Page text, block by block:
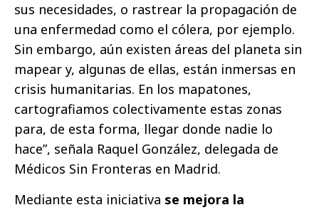
sus necesidades, o rastrear la propagación de
una enfermedad como el cólera, por ejemplo.
Sin embargo, aún existen áreas del planeta sin
mapear y, algunas de ellas, están inmersas en
crisis humanitarias. En los mapatones,
cartografiamos colectivamente estas zonas
para, de esta forma, llegar donde nadie lo
hace”, señala Raquel González, delegada de
Médicos Sin Fronteras en Madrid.
Mediante esta iniciativa se mejora la